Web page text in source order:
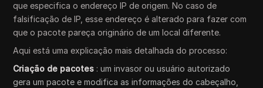
que especifica o endereço IP de origem. No caso de
falsificação de IP, esse endereço é alterado para fazer com
que o pacote pareça originário de um local diferente.
Aqui está uma explicação mais detalhada do processo:
Criação de pacotes : um invasor ou usuário autorizado
gera um pacote e modifica as informações do cabeçalho,